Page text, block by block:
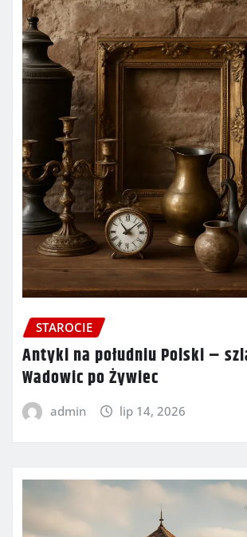
STAROCIE
Antyki na południu Polski –
Wadowic po Żywiec
admin lip 14, 2026